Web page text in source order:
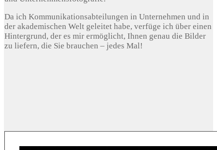
Da ich Kommunikationsabteilungen in Unternehmen und in
der akademischen Welt geleitet habe, verfüge ich über einen
Hintergrund, der es mir ermöglicht, Ihnen genau die Bilder
zu liefern, die Sie brauchen – jedes Mal!